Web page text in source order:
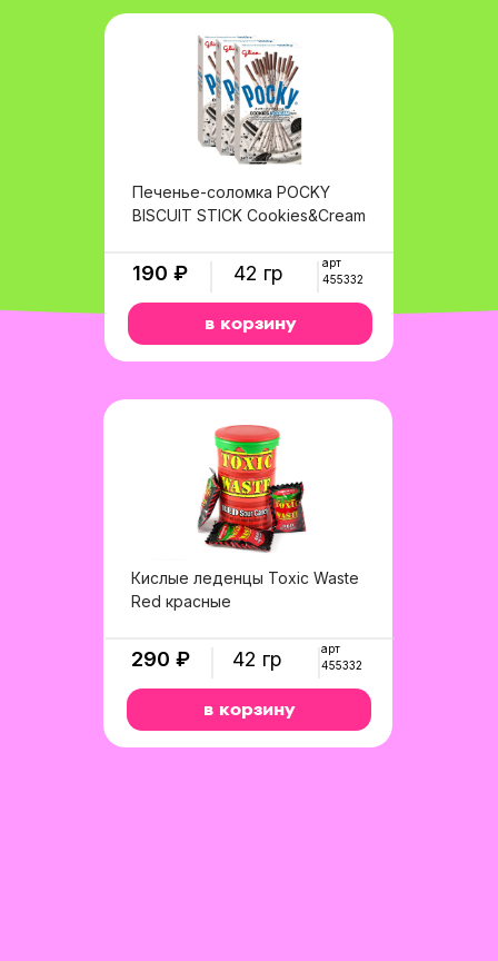
Печенье-соломка POCKY
BISCUIT STICK Cookies&Cream
190 ₽ 42 гр
арт
455332
в корзину
Кислые леденцы Toxic Waste
Red красные
290 ₽ 42 гр
арт
455332
в корзину